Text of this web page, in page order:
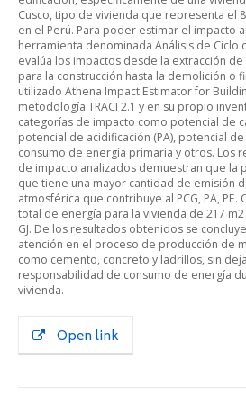
Cusco, tipo de vivienda que representa el
en el Perú. Para poder estimar el impacto
herramienta denominada Análisis de Ciclo
evalúa los impactos desde la extracción
para la construcción hasta la demolición o
utilizado Athena Impact Estimator for
metodología TRACI 2.1 y en su propio
categorías de impacto como potencial de
potencial de acidificación (PA), potencial de
consumo de energía primaria y otros. Los
de impacto analizados demuestran que la
que tiene una mayor cantidad de emisión
atmosférica que contribuye al PCG, PA,
total de energía para la vivienda de 217
GJ. De los resultados obtenidos se
atención en el proceso de producción de
como cemento, concreto y ladrillos, sin
responsabilidad de consumo de energía
vivienda.
Open link